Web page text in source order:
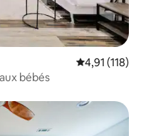
Note
4,91 (118)
bébés
plus aimés